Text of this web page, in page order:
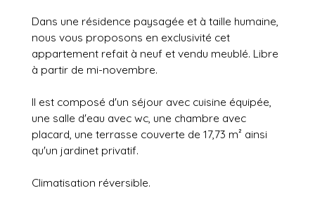
Dans une résidence paysagée et à taille humaine,
nous vous proposons en exclusivité cet
appartement refait à neuf et vendu meublé. Libre
à partir de mi-novembre.
Il est composé d'un séjour avec cuisine équipée,
une salle d'eau avec wc, une chambre avec
placard, une terrasse couverte de 17,73 m² ainsi
qu'un jardinet privatif.
Climatisation réversible.